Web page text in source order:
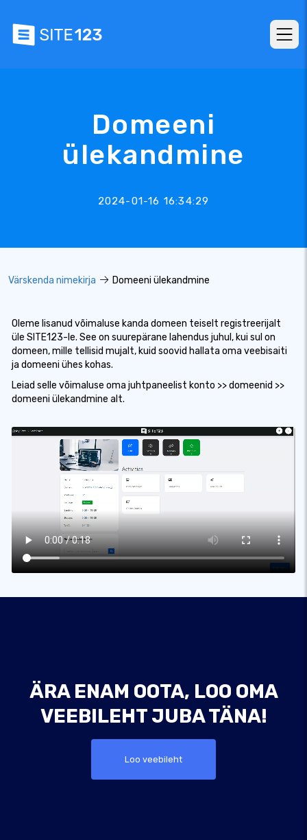
Domeeni
ülekandmine
2024-01-16 16:34:29
Värskenda nimekirja Domeeni ülekandmine
Oleme lisanud võimaluse kanda domeen teiselt registreerijalt
üle SITE123-le. See on suurepärane lahendus juhul, kui sul on
domeen, mille tellisid mujalt, kuid soovid hallata oma veebisaiti
ja domeeni ühes kohas.
Leiad selle võimaluse oma juhtpaneelist konto >> domeenid >>
domeeni ülekandmine alt.
ÄRA ENAM OOTA, LOO OMA
VEEBILEHT JUBA TÄNA!
Loo veebileht